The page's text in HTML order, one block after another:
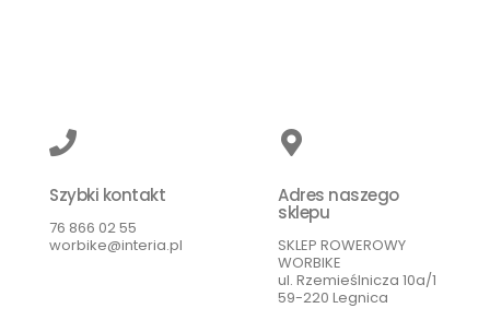
Szybki kontakt
76 866 02 55
worbike@interia.pl
Adres naszego
sklepu
SKLEP ROWEROWY
WORBIKE
ul. Rzemieślnicza 10a/1
59-220 Legnica